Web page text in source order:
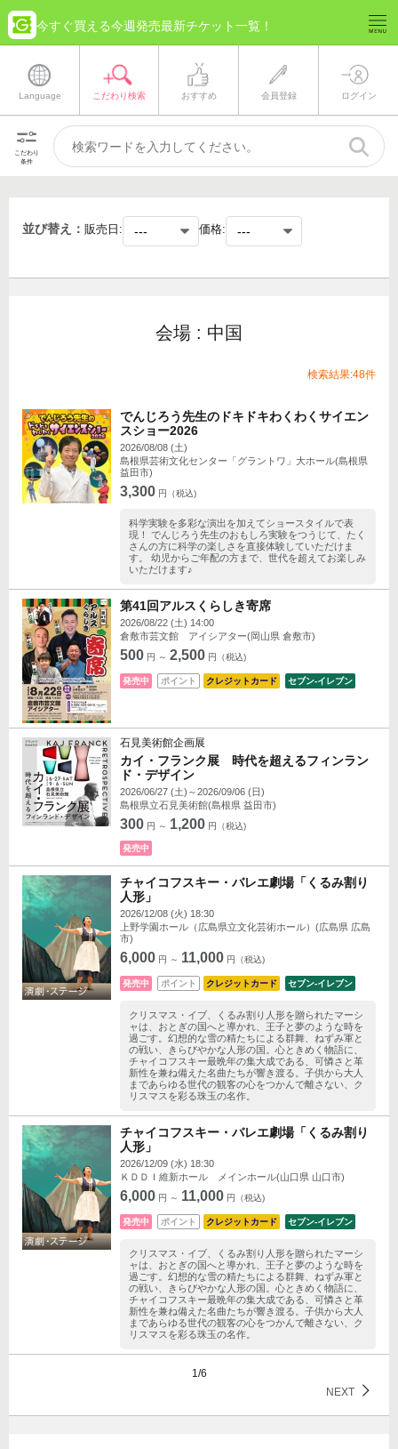
今すぐ買える今週発売最新チケット一覧！
Language こだわり検索 おすすめ 会員登録 ログイン
こだわり
条件
並び替え： 販売日: 価格:
会場 : 中国
検索結果:48件
でんじろう先生のドキドキわくわくサイエン
スショー2026
2026/08/08 (土)
島根県芸術文化センター「グラントワ」大ホール(島根県
益田市)
3,300 円（税込)
科学実験を多彩な演出を加えてショースタイルで表
現！ でんじろう先生のおもしろ実験をつうじて、たく
さんの方に科学の楽しさを直接体験していただけま
す。 幼児からご年配の方まで、世代を超えてお楽しみ
いただけます♪
第41回アルスくらしき寄席
2026/08/22 (土) 14:00
倉敷市芸文館 アイシアター(岡山県 倉敷市)
500 円 ～ 2,500 円（税込)
発売中 ポイント クレジットカード セブン‐イレブン
石見美術館企画展
カイ・フランク展 時代を超えるフィンラン
ド・デザイン
2026/06/27 (土)～2026/09/06 (日)
島根県立石見美術館(島根県 益田市)
300 円 ～ 1,200 円（税込)
発売中
チャイコフスキー・バレエ劇場「くるみ割り
人形」
2026/12/08 (火) 18:30
上野学園ホール（広島県立文化芸術ホール）(広島県 広島
市)
6,000 円 ～ 11,000 円（税込)
発売中 ポイント クレジットカード セブン‐イレブン
クリスマス・イブ、くるみ割り人形を贈られたマーシ
ャは、おとぎの国へと導かれ、王子と夢のような時を
過ごす。幻想的な雪の精たちによる群舞、ねずみ軍と
の戦い、きらびやかな人形の国。心ときめく物語に、
チャイコフスキー最晩年の集大成である、可憐さと革
新性を兼ね備えた名曲たちが響き渡る。子供から大人
まであらゆる世代の観客の心をつかんで離さない、ク
リスマスを彩る珠玉の名作。
チャイコフスキー・バレエ劇場「くるみ割り
人形」
2026/12/09 (水) 18:30
ＫＤＤＩ維新ホール メインホール(山口県 山口市)
6,000 円 ～ 11,000 円（税込)
発売中 ポイント クレジットカード セブン‐イレブン
クリスマス・イブ、くるみ割り人形を贈られたマーシ
ャは、おとぎの国へと導かれ、王子と夢のような時を
過ごす。幻想的な雪の精たちによる群舞、ねずみ軍と
の戦い、きらびやかな人形の国。心ときめく物語に、
チャイコフスキー最晩年の集大成である、可憐さと革
新性を兼ね備えた名曲たちが響き渡る。子供から大人
まであらゆる世代の観客の心をつかんで離さない、ク
リスマスを彩る珠玉の名作。
1/6
NEXT